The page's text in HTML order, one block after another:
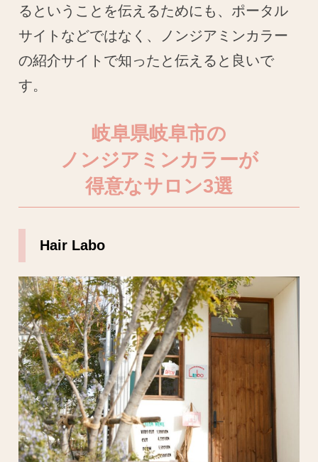
るということを伝えるためにも、ポータル
サイトなどではなく、ノンジアミンカラー
の紹介サイトで知ったと伝えると良いで
す。
岐阜県岐阜市の
ノンジアミンカラーが
得意なサロン3選
Hair Labo